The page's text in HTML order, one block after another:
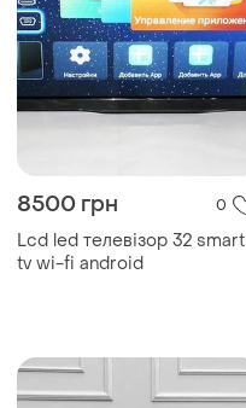
8500 грн 0
Lcd led телевізор 32 smart
tv wi-fi android